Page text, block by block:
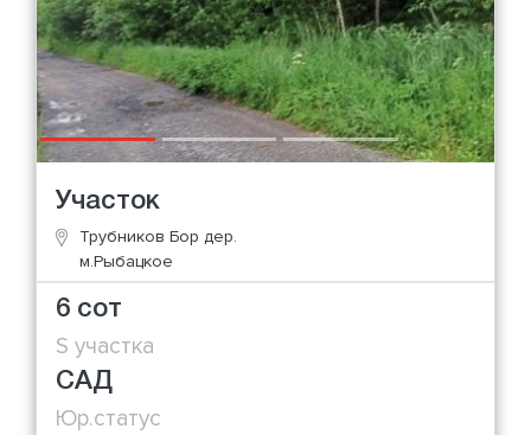
Участок
Трубников Бор дер.
м.Рыбацкое
6 сот
S участка
САД
Юр.статус